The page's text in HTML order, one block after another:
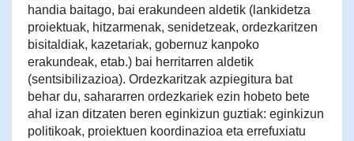
handia baitago, bai erakundeen aldetik (lankidetza
proiektuak, hitzarmenak, senidetzeak, ordezkaritzen
bisitaldiak, kazetariak, gobernuz kanpoko
erakundeak, etab.) bai herritarren aldetik
(sentsibilizazioa). Ordezkaritzak azpiegitura bat
behar du, sahararren ordezkariek ezin hobeto bete
ahal izan ditzaten beren eginkizun guztiak: eginkizun
politikoak, proiektuen koordinazioa eta errefuxiatu